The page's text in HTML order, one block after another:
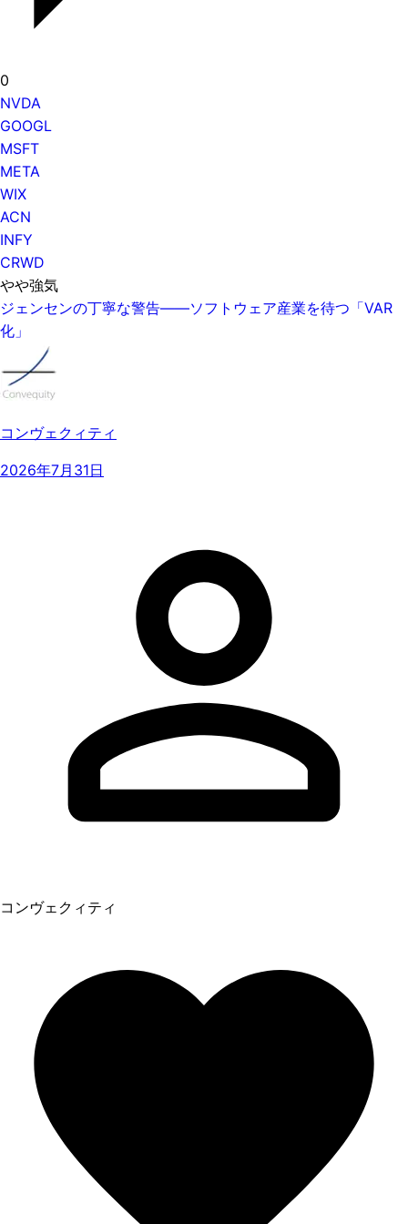
0
NVDA
GOOGL
MSFT
META
WIX
ACN
INFY
CRWD
やや強気
ジェンセンの丁寧な警告——ソフトウェア産業を待つ「VAR
化」
コンヴェクィティ
2026年7月31日
コンヴェクィティ